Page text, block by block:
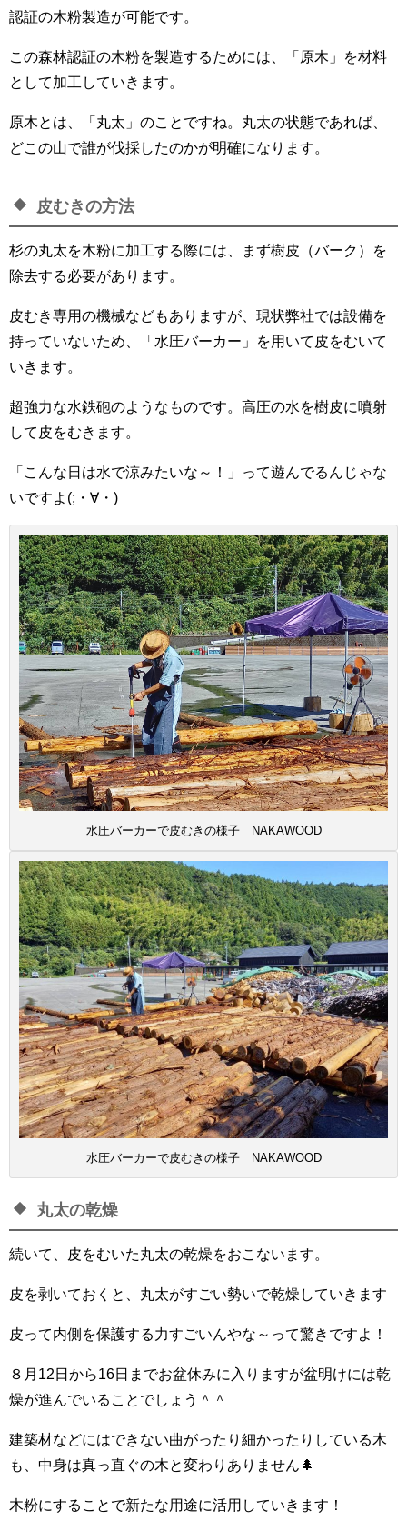
認証の木粉製造が可能です。
この森林認証の木粉を製造するためには、「原木」を材料
として加工していきます。
原木とは、「丸太」のことですね。丸太の状態であれば、
どこの山で誰が伐採したのかが明確になります。
皮むきの方法
杉の丸太を木粉に加工する際には、まず樹皮（バーク）を
除去する必要があります。
皮むき専用の機械などもありますが、現状弊社では設備を
持っていないため、「水圧バーカー」を用いて皮をむいて
いきます。
超強力な水鉄砲のようなものです。高圧の水を樹皮に噴射
して皮をむきます。
「こんな日は水で涼みたいな～！」って遊んでるんじゃな
いですよ(;・∀・)
水圧バーカーで皮むきの様子 NAKAWOOD
水圧バーカーで皮むきの様子 NAKAWOOD
丸太の乾燥
続いて、皮をむいた丸太の乾燥をおこないます。
皮を剥いておくと、丸太がすごい勢いで乾燥していきます
皮って内側を保護する力すごいんやな～って驚きですよ！
８月12日から16日までお盆休みに入りますが盆明けには乾
燥が進んでいることでしょう＾＾
建築材などにはできない曲がったり細かったりしている木
も、中身は真っ直ぐの木と変わりありません🌲
木粉にすることで新たな用途に活用していきます！